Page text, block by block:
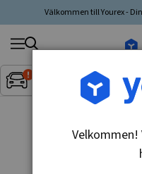
Välkommen till Yourex -
Inget
Søg
produkt,
producent,